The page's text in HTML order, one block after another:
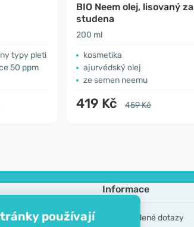
používají
typy pleti
50 ppm
BIO Neem olej, lisovaný za
studena
200 ml
kosmetika
ajurvédský olej
ze semen neemu
419 Kč 459 Kč
Informace
Často kladené dotazy